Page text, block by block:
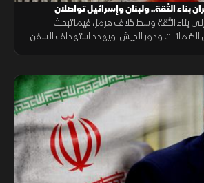
بناء الثقة.. ولبنان وإسرائيل تواصلان
بناء الثقة وسط خلاف هرمز، فيما تبحث
الضمانات ودور الجيش. ويهدد استهداف السفن